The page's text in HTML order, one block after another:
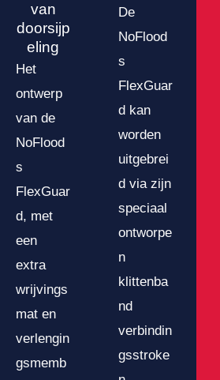
van
doorsijp
eling
Het
ontwerp
van de
NoFlood
s
FlexGuar
d, met
een
extra
wrijvings
mat en
verlengin
gsmemb
De
NoFlood
s
FlexGuar
d kan
worden
uitgebrei
d via zijn
speciaal
ontworpe
n
klittenba
nd
verbindin
gsstroke